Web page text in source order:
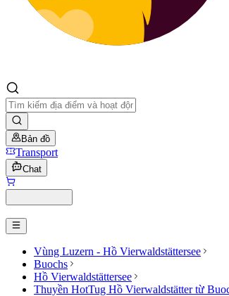
Bản đồ
Transport
Chat
Vùng Luzern - Hồ Vierwaldstättersee
Buochs
Hồ Vierwaldstättersee
Thuyền HotTug Hồ Vierwaldstätter từ